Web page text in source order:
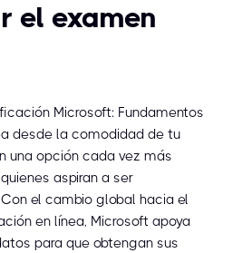
el examen
Microsoft: Fundamentos
desde la comodidad de tu
una opción cada vez más
aspiran a ser
el cambio global hacia el
en línea, Microsoft apoya
para que obtengan sus